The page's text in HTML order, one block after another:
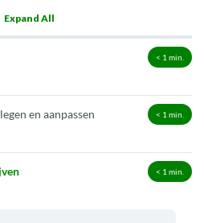
Expand All
< 1 min.
vanuit het klantendetailscherm
en aanpassen < 1 min.
< 1 min.